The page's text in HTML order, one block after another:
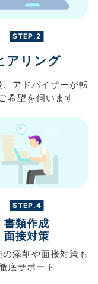
STEP.2
アリング
アドバイザーが転
ご希望を伺います
STEP.4
書類作成
面接対策
の添削や面接対策も
底サポート